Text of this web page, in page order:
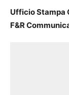
Ufficio Stampa
F&R